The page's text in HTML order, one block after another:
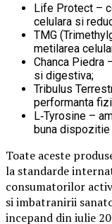
Life Protect –
celulara si
TMG
metilarea
Chanca Piedra
si digestiva;
Tribulus
performanta
L‑Tyrosine –
buna
Toate aceste
la standarde
consumatorilor
si imbatranirii
incepand din iulie